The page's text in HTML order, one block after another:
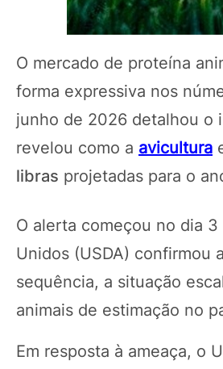
O mercado de proteína
forma expressiva nos
junho de 2026 detalhou o
revelou como a avicultura
libras projetadas para o
O alerta começou no dia
Unidos (USDA) confirmou
sequência, a situação
animais de estimação no
Em resposta à ameaça, o